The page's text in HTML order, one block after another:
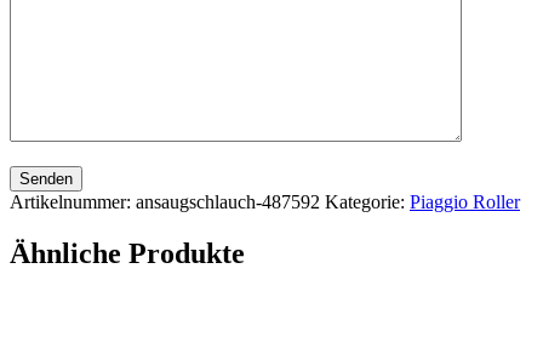
Senden
Artikelnummer: ansaugschlauch-487592 Kategorie: Piaggio Roller
Ähnliche Produkte